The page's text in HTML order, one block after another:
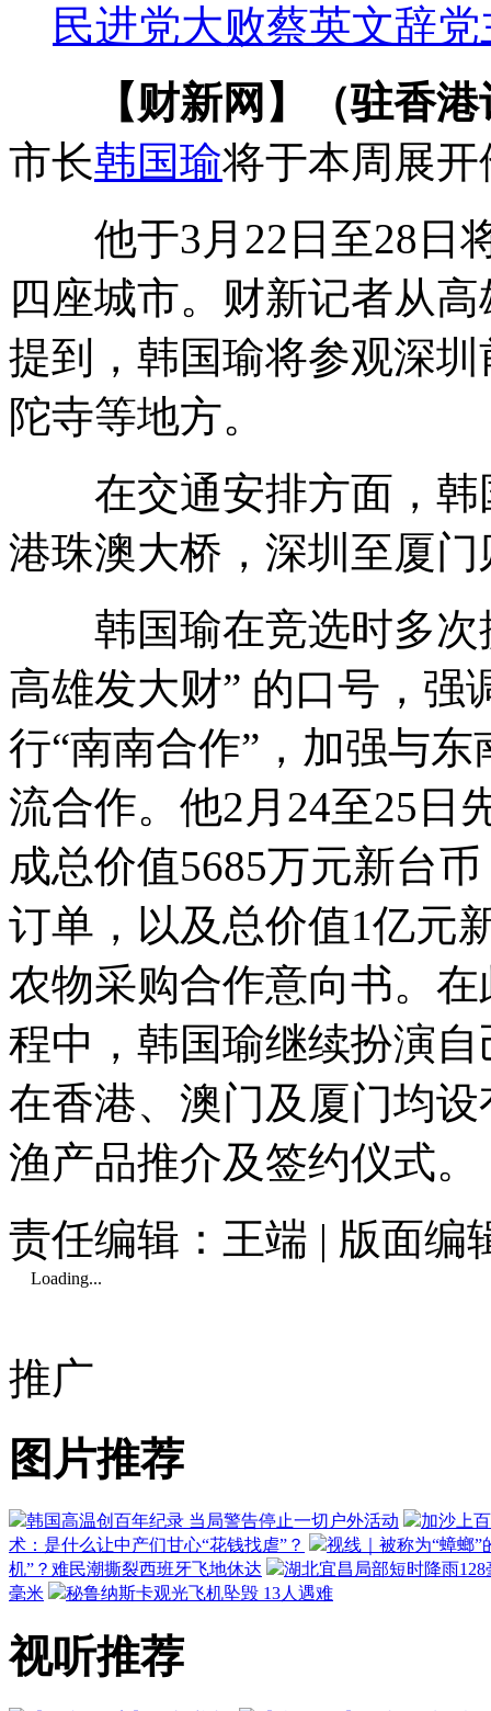
民进党大败蔡英文辞
【财新网】（驻香
市长韩国瑜将于本周展
他于3月22日至28日
四座城市。财新记者从
提到，韩国瑜将参观深
陀寺等地方。
在交通安排方面，韩
港珠澳大桥，深圳至厦
韩国瑜在竞选时多次
高雄发大财” 的口号，强
行“南南合作”，加强与
流合作。他2月24至25日
成总价值5685万元新台
订单，以及总价值1亿元
农物采购合作意向书。
程中，韩国瑜继续扮演自
在香港、澳门及厦门均
渔产品推介及签约仪式。
责任编辑：王端 | 版面编
Loading...
推广
图片推荐
韩国高温创百年纪录 当局警告停止一切户外活动
加沙上
术：是什么让中产们甘心“花钱找虐”？
视线｜被称为“蟑螂
机”？难民潮撕裂西班牙飞地休达
湖北宜昌局部短时降雨
毫米
秘鲁纳斯卡观光飞机坠毁 13人遇难
视听推荐